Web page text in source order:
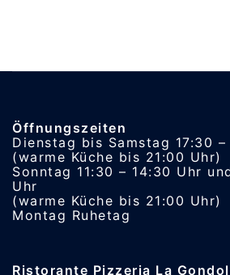
Öffnungszeiten
Dienstag bis Samstag 17:30
(warme Küche bis 21:00 Uhr)
Sonntag 11:30 – 14:30 Uhr
Uhr
(warme Küche bis 21:00 Uhr)
Montag Ruhetag
Ristorante Pizzeria La